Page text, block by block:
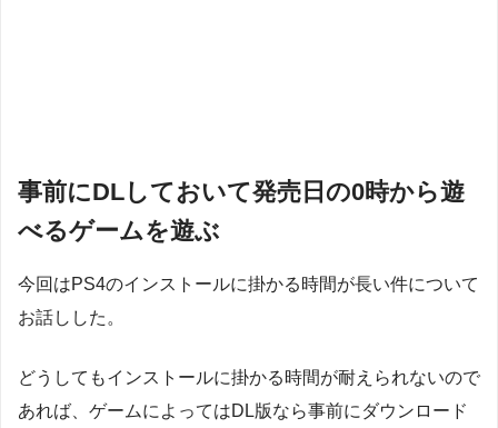
事前にDLしておいて発売日の0時から遊
べるゲームを遊ぶ
今回はPS4のインストールに掛かる時間が長い件について
お話しした。
どうしてもインストールに掛かる時間が耐えられないので
あれば、ゲームによってはDL版なら事前にダウンロード